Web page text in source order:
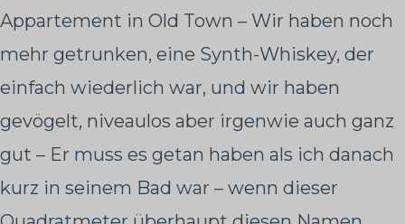
Appartement in Old Town – Wir haben noch
mehr getrunken, eine Synth-Whiskey, der
einfach wiederlich war, und wir haben
gevögelt, niveaulos aber irgenwie auch ganz
gut – Er muss es getan haben als ich danach
kurz in seinem Bad war – wenn dieser